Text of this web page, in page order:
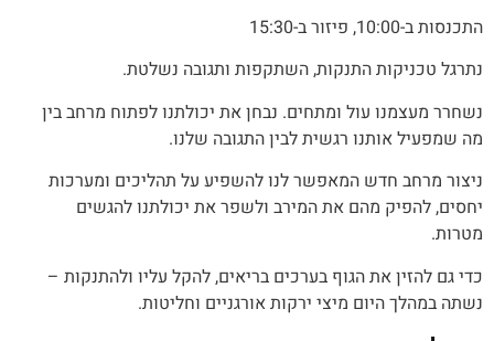
התכנסות ב-10:00, פיזור ב-15:30
נתרגל טכניקות התנקות, השתקפות ותגובה נשלטת.
נשחרר מעצמנו עול ומתחים. נבחן את יכולתנו לפתוח מרחב בין
מה שמפעיל אותנו רגשית לבין התגובה שלנו.
ניצור מרחב חדש המאפשר לנו להשפיע על תהליכים ומערכות
יחסים, להפיק מהם את המירב ולשפר את יכולתנו להגשים
מטרות.
כדי גם להזין את הגוף בערכים בריאים, להקל עליו ולהתנקות –
נשתה במהלך היום מיצי ירקות אורגניים וחליטות.